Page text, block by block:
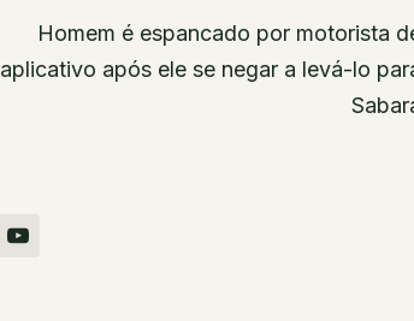
Homem é espancado por motorista
aplicativo após ele se negar a levá-lo